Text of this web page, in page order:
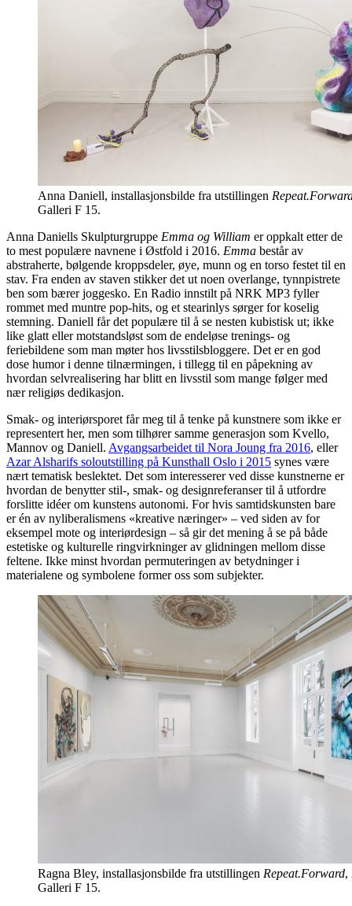
Anna Daniell, installasjonsbilde fra utstillingen
Galleri F 15.
Anna Daniells Skulpturgruppe Emma og William er oppkalt etter de
to mest populære navnene i Østfold i 2016. Emma består av
abstraherte, bølgende kroppsdeler, øye, munn og en torso festet til en
stav. Fra enden av staven stikker det ut noen overlange, tynnpistrete
ben som bærer joggesko. En Radio innstilt på NRK MP3 fyller
rommet med muntre pop-hits, og et stearinlys sørger for koselig
stemning. Daniell får det populære til å se nesten kubistisk ut; ikke
like glatt eller motstandsløst som de endeløse trenings- og
feriebildene som man møter hos livsstilsbloggere. Det er en god
dose humor i denne tilnærmingen, i tillegg til en påpekning av
hvordan selvrealisering har blitt en livsstil som mange følger med
nær religiøs dedikasjon.
Smak- og interiørsporet får meg til å tenke på kunstnere som ikke er
representert her, men som tilhører samme generasjon som Kvello,
Mannov og Daniell. Avgangsarbeidet til Nora Joung fra 2016, eller
Azar Alsharifs soloutstilling på Kunsthall Oslo i 2015 synes være
nært tematisk beslektet. Det som interesserer ved disse kunstnerne er
hvordan de benytter stil-, smak- og designreferanser til å utfordre
forslitte idéer om kunstens autonomi. For hvis samtidskunsten bare
er én av nyliberalismens «kreative næringer» – ved siden av for
eksempel mote og interiørdesign – så gir det mening å se på både
estetiske og kulturelle ringvirkninger av glidningen mellom disse
feltene. Ikke minst hvordan permuteringen av betydninger i
materialene og symbolene former oss som subjekter.
Ragna Bley, installasjonsbilde fra utstillingen Repeat.Forward,
Galleri F 15.